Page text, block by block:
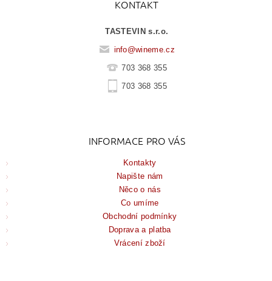
KONTAKT
TASTEVIN s.r.o.
info@wineme.cz
703 368 355
703 368 355
INFORMACE PRO VÁS
Kontakty
Napište nám
Něco o nás
Co umíme
Obchodní podmínky
Doprava a platba
Vrácení zboží